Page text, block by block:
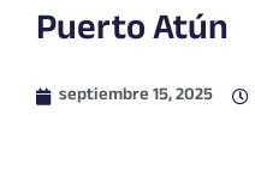
Puerto Atún
septiembre 15, 2025